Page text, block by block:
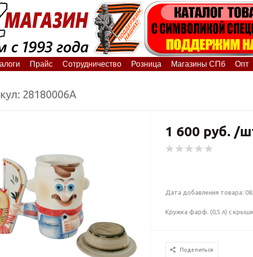
Прайс Сотрудничество Розница Магазины СПб Опт
28180006А
1 600 руб. /
Дата добавления товара:
Кружка фарф. (0,5 л) с
Поделиться